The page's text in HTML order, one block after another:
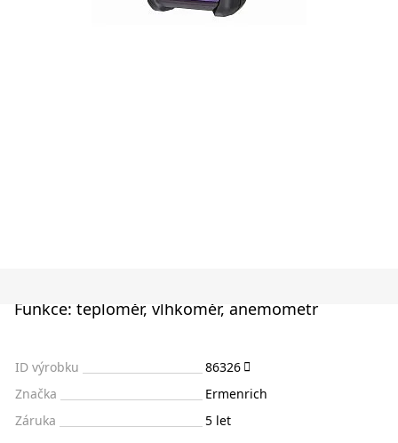
Funkce: teploměr, vlhkoměr, anemometr
ID výrobku
86326
Značka
Ermenrich
Záruka
5 let